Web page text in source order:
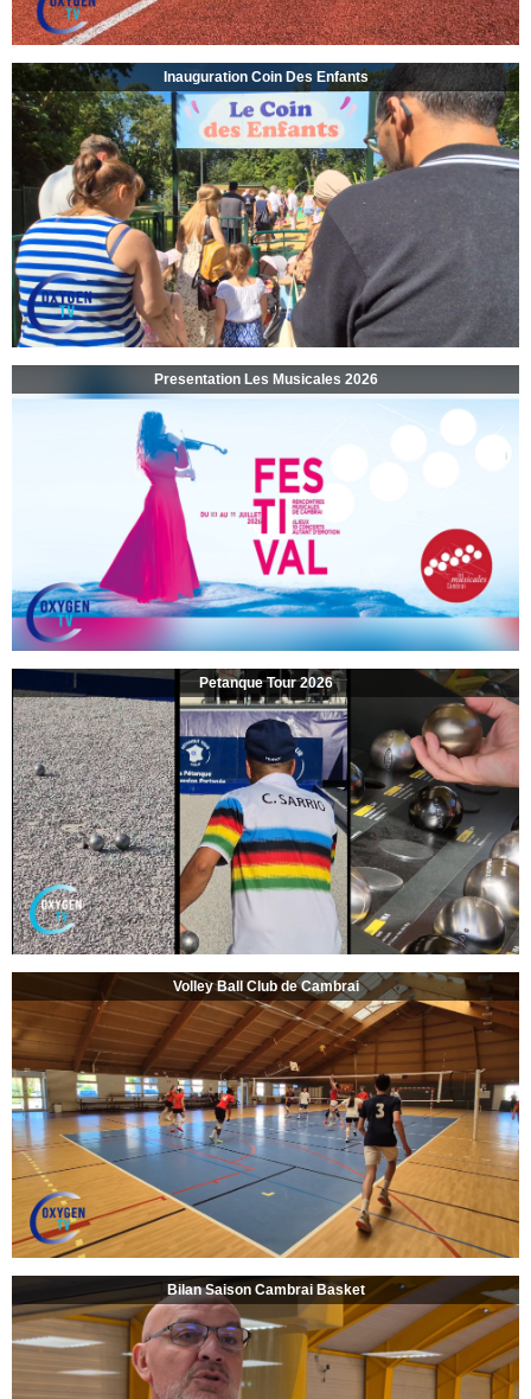
Inauguration Coin Des Enfants
Presentation Les Musicales 2026
Petanque Tour 2026
Volley Ball Club de Cambrai
Bilan Saison Cambrai Basket